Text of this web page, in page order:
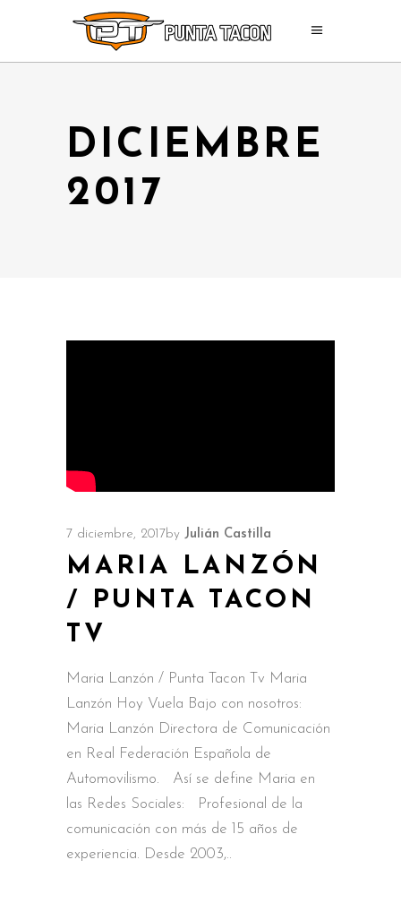
DICIEMBRE
2017
7 diciembre, 2017 by Julián Castilla
MARIA LANZÓN
/ PUNTA TACON
TV
Maria Lanzón / Punta Tacon Tv Maria
Lanzón Hoy Vuela Bajo con nosotros:
Maria Lanzón Directora de Comunicación
en Real Federación Española de
Automovilismo. Así se define Maria en
las Redes Sociales: Profesional de la
comunicación con más de 15 años de
experiencia. Desde 2003,